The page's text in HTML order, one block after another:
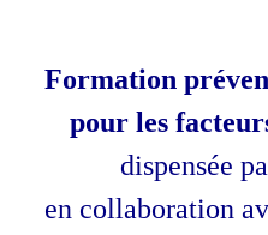
Formation
pour les
dispensée
en collaboration